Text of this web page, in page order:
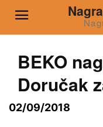
BEKO
Doručak
02/09/2018